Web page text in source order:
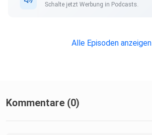
Schalte jetzt Werbung in Podcasts.
Alle Episoden anzeigen
Kommentare (0)